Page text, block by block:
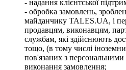
- надання клієнтської
- обробка замовлень,
майданчику TALES.UA, і
продавцям, виконавцям,
службам, які здійснюють
тощо, (в тому числі
пов'язаних з
виконання замовлення;